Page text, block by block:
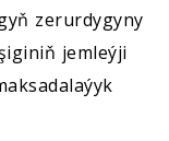
zerurdygyny
jemleýji